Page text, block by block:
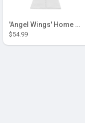
'Angel Wings' Home Decor
$54.99